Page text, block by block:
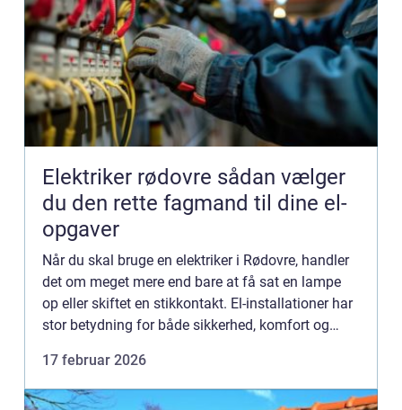
Elektriker rødovre sådan vælger
du den rette fagmand til dine el-
opgaver
Når du skal bruge en elektriker i Rødovre, handler
det om meget mere end bare at få sat en lampe
op eller skiftet en stikkontakt. El-installationer har
stor betydning for både sikkerhed, komfort og
g...
17 februar 2026